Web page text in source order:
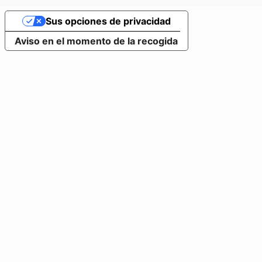
Aviso en el momento de la recogida
Sus opciones de privacidad